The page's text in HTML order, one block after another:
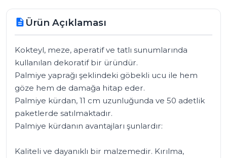
description Ürün Açıklaması
Kokteyl, meze, aperatif ve tatlı sunumlarında
kullanılan dekoratif bir üründür.
Palmiye yaprağı şeklindeki göbekli ucu ile hem
göze hem de damağa hitap eder.
Palmiye kürdan, 11 cm uzunluğunda ve 50 adetlik
paketlerde satılmaktadır.
Palmiye kürdanın avantajları şunlardır:
Kaliteli ve dayanıklı bir malzemedir. Kırılma,